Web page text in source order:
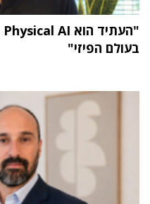
בעולם הפיזי"